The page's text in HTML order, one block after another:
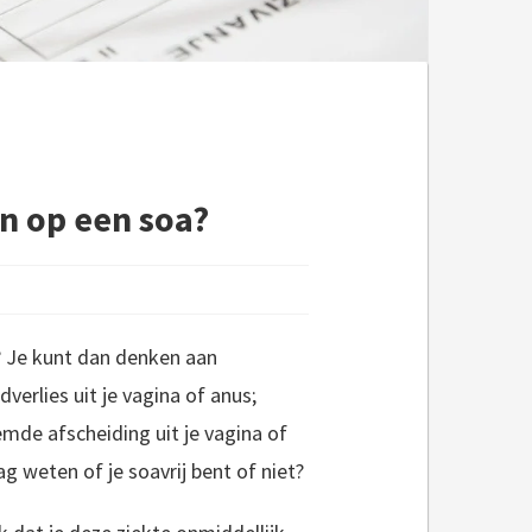
op een soa?
kunt dan denken aan
uit je vagina of anus;
afscheiding uit je vagina of
weten of je soavrij bent of niet?